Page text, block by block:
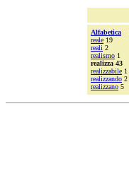
Alfabetica
reale 19
reali 2
realismo 1
realizza 43
realizzabile 1
realizzando 2
realizzano 5